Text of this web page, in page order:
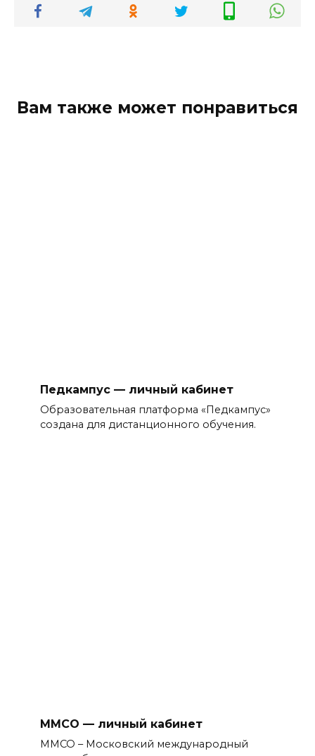
Вам также может понравиться
Педкампус — личный кабинет
Образовательная платформа «Педкампус»
создана для дистанционного обучения.
ММСО — личный кабинет
ММСО – Московский международный